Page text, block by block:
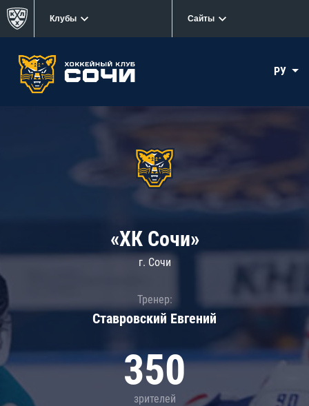
Клубы Сайты
РУ
«ХК Сочи»
г. Сочи
Тренер:
Ставровский Евгений
350
зрителей